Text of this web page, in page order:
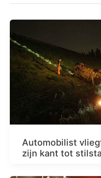
Automobilist
zijn kant tot